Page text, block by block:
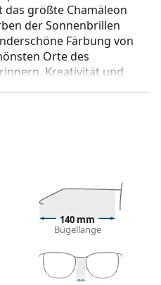
das größte Chamäleon
der Sonnenbrillen
Färbung von
Orte des
Kreativität und
dunkelbraunem Haar.
sind eine ideale
quadratischen oder
ist aus Metall gefertigt,
hohe Stabilität bietet.
eine sanfte
140 mm
Bügellänge